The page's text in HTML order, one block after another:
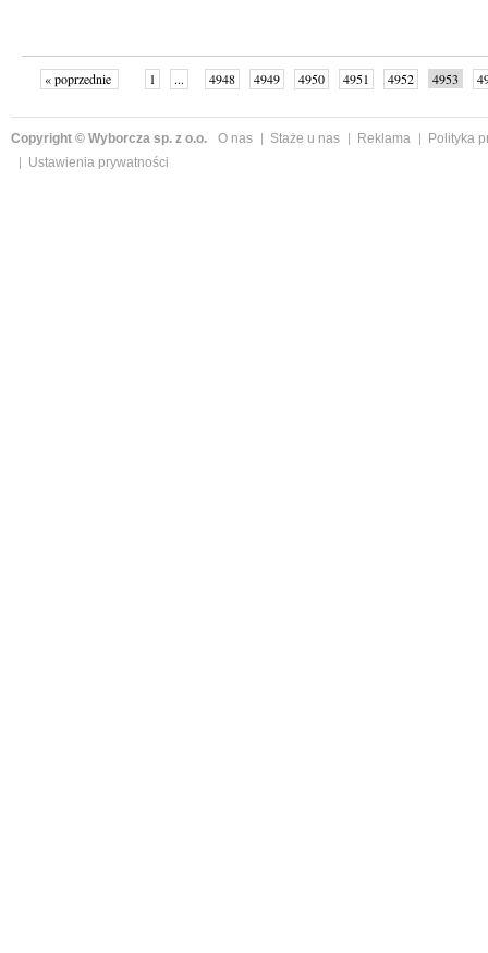
« poprzednie 1 ... 4948 4949 4950 4951 4952 4953
Copyright © Wyborcza sp. z o.o. O nas Staże u nas Reklama
Polityka
Ustawienia prywatności